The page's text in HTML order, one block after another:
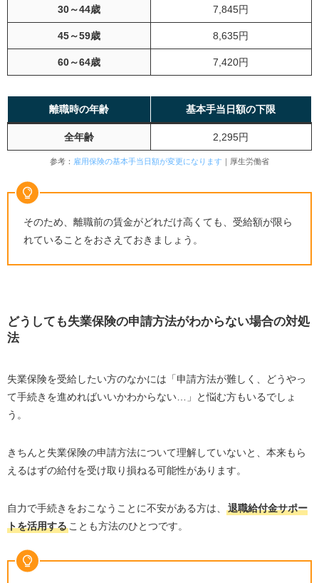
30～44歳 7,845円
45～59歳 8,635円
60～64歳 7,420円
離職時の年齢 基本手当日額の下限
全年齢 2,295円
参考： 雇用保険の基本手当日額が変更になります ｜厚生労働省
そのため、離職前の賃金がどれだけ高くても、受給額が限ら
れていることをおさえておきましょう。
どうしても失業保険の申請方法がわからない場合の対処
法
失業保険を受給したい方のなかには「申請方法が難しく、どうやっ
て手続きを進めればいいかわからない…」と悩む方もいるでしょ
う。
きちんと失業保険の申請方法について理解していないと、本来もら
えるはずの給付を受け取り損ねる可能性があります。
自力で手続きをおこなうことに不安がある方は、
退職給付金サポー
トを活用することも方法のひとつです。